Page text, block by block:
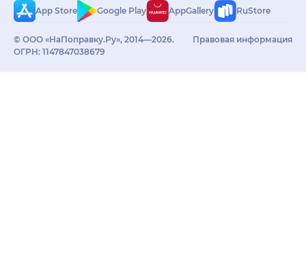
App Store
Google Play AppGallery RuStore
© ООО «НаПоправку.Ру», 2014—2026.
ОГРН: 1147847038679
Правовая информация